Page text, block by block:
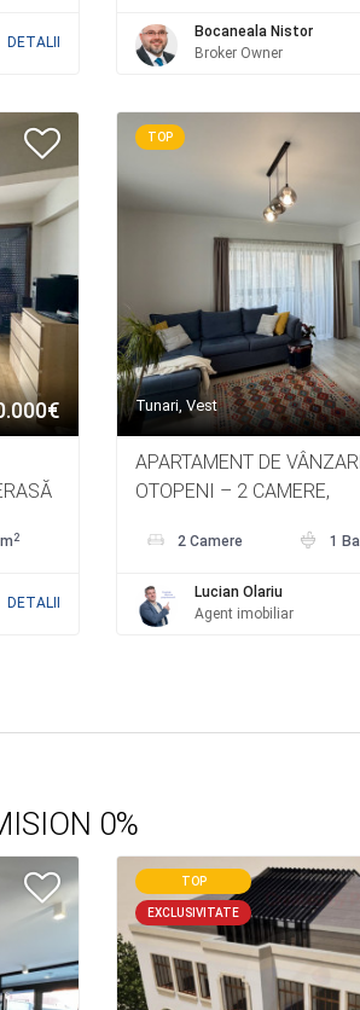
DETALII
Bocaneala Nistor
Broker Owner
2
DETALII
TOP
Tunari, Vest
APARTAMENT DE
OTOPENI – 2 CAMERE,
2 Camere 1
Lucian Olariu
Agent imobiliar
0%
TOP
EXCLUSIVITATE